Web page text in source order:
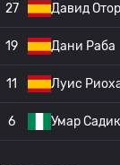
27 Давид
19 Дани Раба
11 Луис
6 Умар Садик